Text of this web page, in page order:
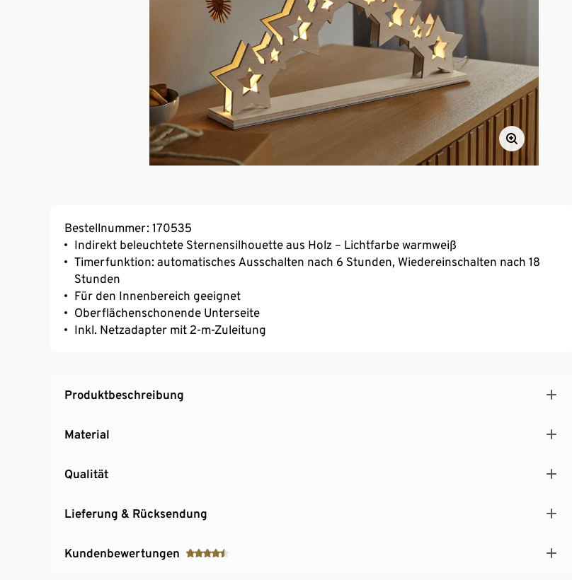
Bestellnummer: 170535
Indirekt beleuchtete Sternensilhouette aus Holz – Lichtfarbe warmweiß
Timerfunktion: automatisches Ausschalten nach 6 Stunden, Wiedereinschalten nach 18
Stunden
Für den Innenbereich geeignet
Oberflächenschonende Unterseite
Inkl. Netzadapter mit 2-m-Zuleitung
Produktbeschreibung
Material
Qualität
Lieferung & Rücksendung
Kundenbewertungen